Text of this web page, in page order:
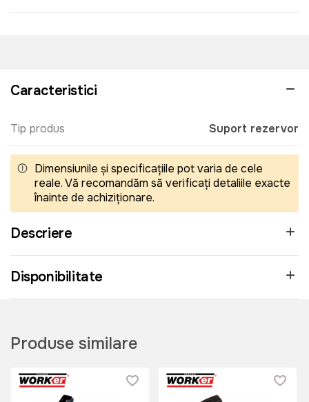
Caracteristici
Tip produs Suport rezervor
Dimensiunile și specificațiile pot varia de cele
reale. Vă recomandăm să verificați detaliile exacte
înainte de achiziționare.
Descriere
Disponibilitate
Produse similare